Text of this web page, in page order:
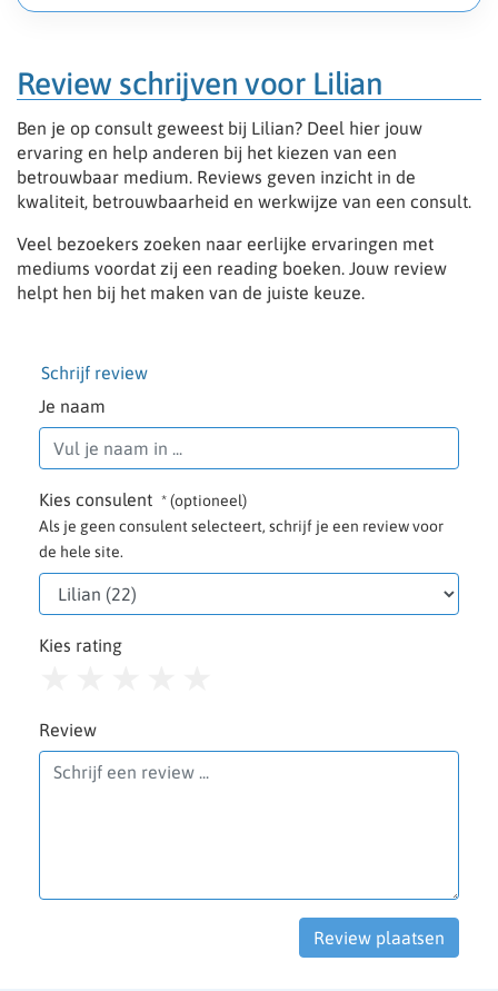
Review schrijven voor Lilian
Ben je op consult geweest bij Lilian? Deel hier jouw
ervaring en help anderen bij het kiezen van een
betrouwbaar medium. Reviews geven inzicht in de
kwaliteit, betrouwbaarheid en werkwijze van een consult.
Veel bezoekers zoeken naar eerlijke ervaringen met
mediums voordat zij een reading boeken. Jouw review
helpt hen bij het maken van de juiste keuze.
Schrijf review
Je naam
Kies consulent * (optioneel)
Als je geen consulent selecteert, schrijf je een review voor
de hele site.
Kies rating
Review